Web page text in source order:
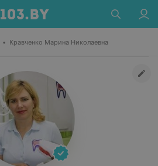
• Кравченко Марина Николаевна